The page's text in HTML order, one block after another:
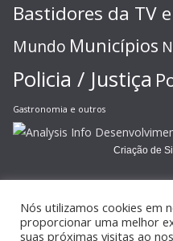
Bastidores da TV
Mundo Municípios
Policia / Justiça
Gastronomia e outros
Criação de
Nós utilizamos cookies em
proporcionar uma melhor
suas próximas visitas ao